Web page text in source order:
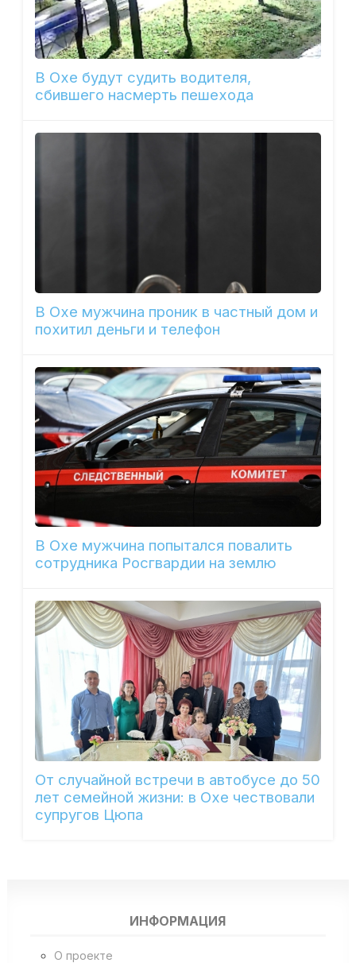
В Охе будут судить водителя,
сбившего насмерть пешехода
В Охе мужчина проник в частный дом и
похитил деньги и телефон
В Охе мужчина попытался повалить
сотрудника Росгвардии на землю
От случайной встречи в автобусе до 50
лет семейной жизни: в Охе чествовали
супругов Цюпа
ИНФОРМАЦИЯ
О проекте